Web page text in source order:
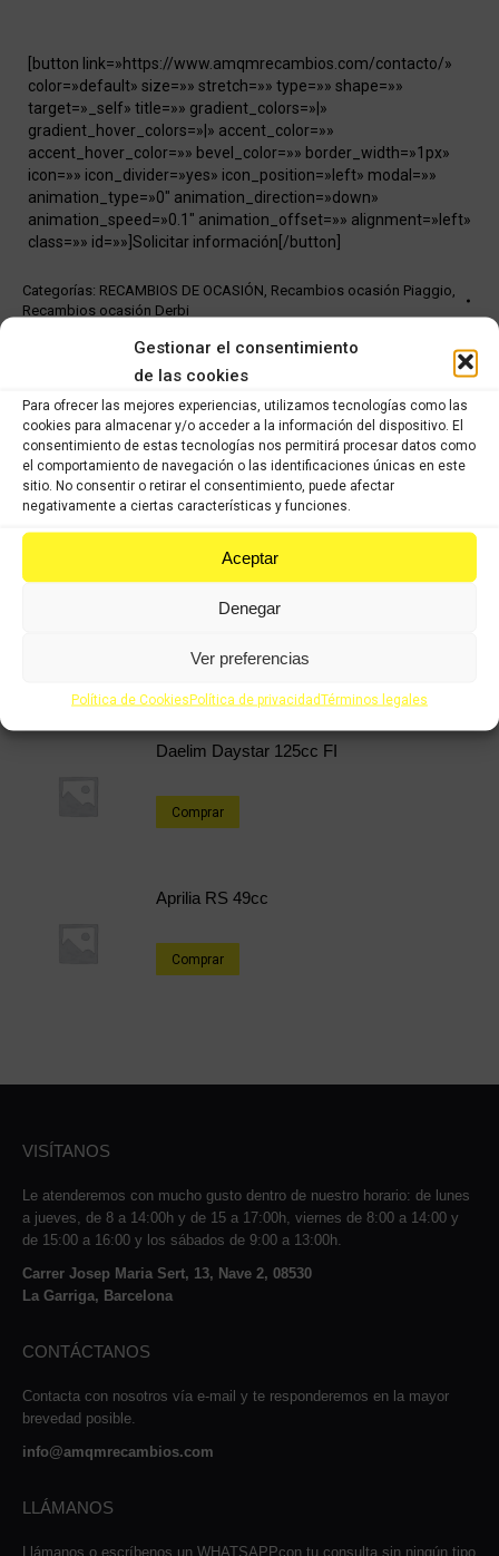
Gestionar el consentimiento
de las cookies
Para ofrecer las mejores experiencias, utilizamos tecnologías como las
cookies para almacenar y/o acceder a la información del dispositivo. El
consentimiento de estas tecnologías nos permitirá procesar datos como
el comportamiento de navegación o las identificaciones únicas en este
sitio. No consentir o retirar el consentimiento, puede afectar
negativamente a ciertas características y funciones.
Aceptar
Denegar
Ver preferencias
Política de CookiesPolítica de privacidadTérminos legales
[button link=»https://www.amqmrecambios.com/contacto/»
color=»default» size=»» stretch=»» type=»» shape=»»
target=»_self» title=»» gradient_colors=»|»
gradient_hover_colors=»|» accent_color=»»
accent_hover_color=»» bevel_color=»» border_width=»1px»
icon=»» icon_divider=»yes» icon_position=»left» modal=»»
animation_type=»0″ animation_direction=»down»
animation_speed=»0.1″ animation_offset=»» alignment=»left»
class=»» id=»»]Solicitar información[/button]
Categorías: RECAMBIOS DE OCASIÓN, Recambios ocasión Piaggio,
Recambios ocasión Derbi
Share this product
Share
on
X
Share
on
Facebook
Share
on
Pinterest
Share
on
LinkedIn
Productos relacionados
Derbi Senda 49cc Extrem
Comprar
Daelim Daystar 125cc FI
Comprar
Aprilia RS 49cc
Comprar
VISÍTANOS
Le atenderemos con mucho gusto dentro de nuestro horario: de lunes
a jueves, de 8 a 14:00h y de 15 a 17:00h, viernes de 8:00 a 14:00 y
de 15:00 a 16:00 y los sábados de 9:00 a 13:00h.
Carrer Josep Maria Sert, 13, Nave 2, 08530
La Garriga, Barcelona
CONTÁCTANOS
Contacta con nosotros vía e-mail y te responderemos en la mayor
brevedad posible.
info@amqmrecambios.com
LLÁMANOS
Llámanos o escríbenos un WHATSAPPcon tu consulta sin ningún tipo